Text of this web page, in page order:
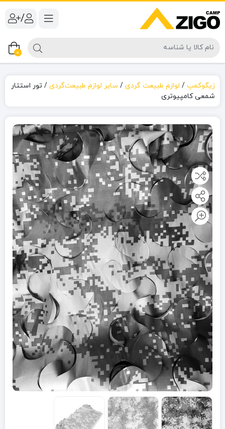
/
0
زیگوکمپ / لوازم طبیعت گردی / سایر لوازم طبیعت‌گردی / تور استتار
شمعی کامپیوتری